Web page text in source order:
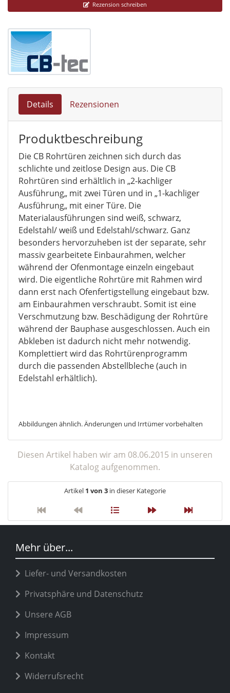
Rezension schreiben
Details Rezensionen
Produktbeschreibung
Die CB Rohrtüren zeichnen sich durch das
schlichte und zeitlose Design aus. Die CB
Rohrtüren sind erhältlich in „2-kachliger
Ausführung„ mit zwei Türen und in „1-kachliger
Ausführung„ mit einer Türe. Die
Materialausführungen sind weiß, schwarz,
Edelstahl/ weiß und Edelstahl/schwarz. Ganz
besonders hervorzuheben ist der separate, sehr
massiv gearbeitete Einbaurahmen, welcher
während der Ofenmontage einzeln eingebaut
wird. Die eigentliche Rohrtüre mit Rahmen wird
dann erst nach Ofenfertigstellung eingebaut bzw.
am Einbaurahmen verschraubt. Somit ist eine
Verschmutzung bzw. Beschädigung der Rohrtüre
während der Bauphase ausgeschlossen. Auch ein
Abkleben ist dadurch nicht mehr notwendig.
Komplettiert wird das Rohrtürenprogramm
durch die passenden Abstellbleche (auch in
Edelstahl erhältlich).
Abbildungen ähnlich. Änderungen und Irrtümer vorbehalten
Diesen Artikel haben wir am 08.06.2015 in unseren
Katalog aufgenommen.
Artikel 1 von 3 in dieser Kategorie
Mehr über...
Liefer- und Versandkosten
Privatsphäre und Datenschutz
Unsere AGB
Impressum
Kontakt
Widerrufsrecht